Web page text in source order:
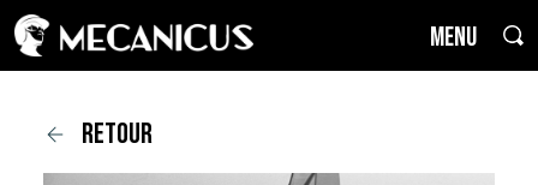
MENU
retour